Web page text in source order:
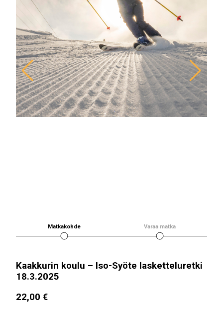
Matkakohde Varaa matka
Kaakkurin koulu – Iso-Syöte lasketteluretki
18.3.2025
22,00 €